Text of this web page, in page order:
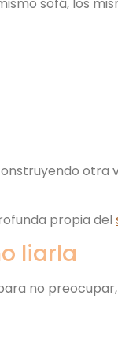
sofá, los
otra
propia del
liarla
no